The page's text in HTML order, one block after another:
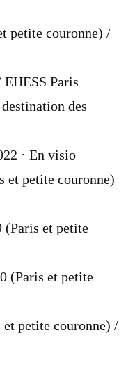
petite couronne) /
Paris
des
· En visio
et petite couronne)
(Paris et petite
(Paris et petite
petite couronne) /